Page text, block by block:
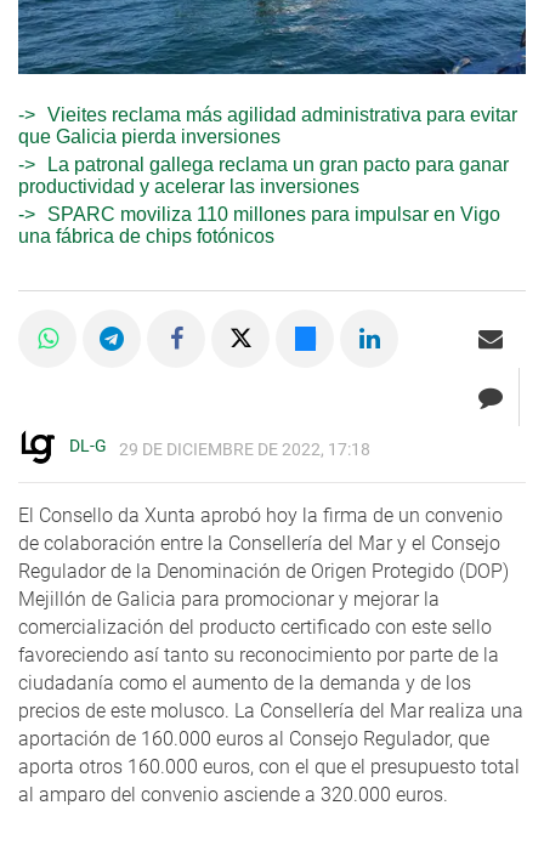
Vieites reclama más agilidad administrativa para evitar
que Galicia pierda inversiones
La patronal gallega reclama un gran pacto para ganar
productividad y acelerar las inversiones
SPARC moviliza 110 millones para impulsar en Vigo
una fábrica de chips fotónicos
DL-G 29 DE DICIEMBRE DE 2022, 17:18
El Consello da Xunta aprobó hoy la firma de un convenio
de colaboración entre la Consellería del Mar y el Consejo
Regulador de la Denominación de Origen Protegido (DOP)
Mejillón de Galicia para promocionar y mejorar la
comercialización del producto certificado con este sello
favoreciendo así tanto su reconocimiento por parte de la
ciudadanía como el aumento de la demanda y de los
precios de este molusco. La Consellería del Mar realiza una
aportación de 160.000 euros al Consejo Regulador, que
aporta otros 160.000 euros, con el que el presupuesto total
al amparo del convenio asciende a 320.000 euros.